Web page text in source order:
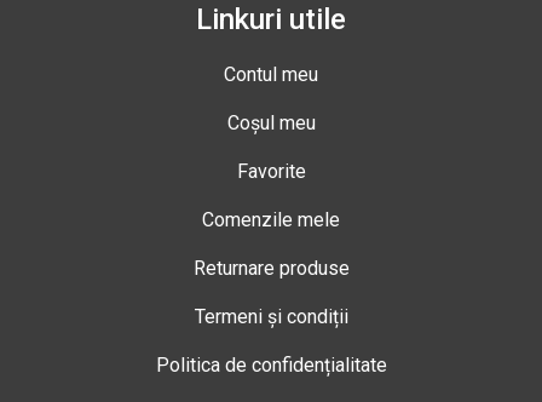
Linkuri utile
Contul meu
Coșul meu
Favorite
Comenzile mele
Returnare produse
Termeni și condiții
Politica de confidențialitate